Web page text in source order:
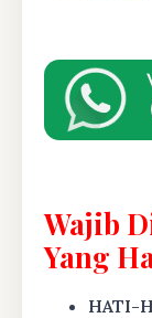
Wajib
Yang
HATI-